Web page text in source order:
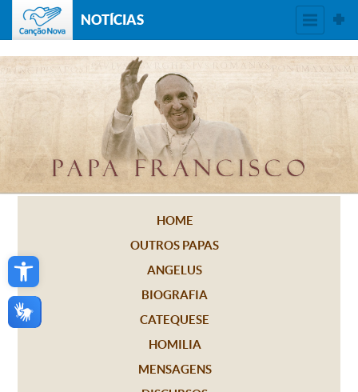
Open toolbar
NOTÍCIAS
HOME
OUTROS PAPAS
ANGELUS
BIOGRAFIA
CATEQUESE
HOMILIA
MENSAGENS